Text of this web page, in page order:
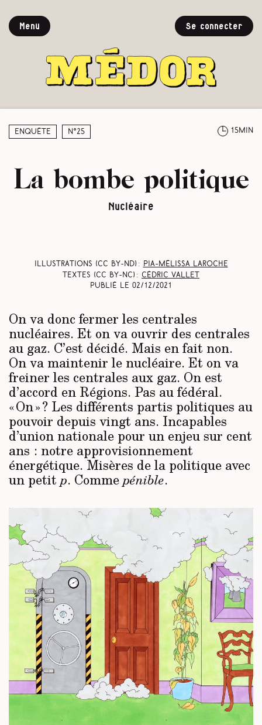
Menu Se connecter
Enquête N°25 15min
La bombe politique
Nucléaire
Illustrations (CC BY-ND) :
Pia-Mélissa Laroche
Textes (CC BY-NC) : Cédric Vallet
Publié le 02/12/2021
On va donc fermer les centrales
nucléaires. Et on va ouvrir des centrales
au gaz. C’est décidé. Mais en fait non.
On va maintenir le nucléaire. Et on va
freiner les centrales aux gaz. On est
d’accord en Régions. Pas au fédéral.
« On » ? Les différents partis politiques au
pouvoir depuis vingt ans. Incapables
d’union nationale pour un enjeu sur cent
ans : notre approvisionnement
énergétique. Misères de la politique avec
un petit p. Commepénible.